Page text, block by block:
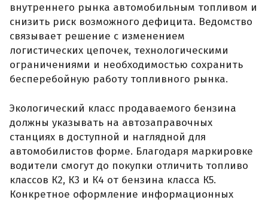
внутреннего рынка автомобильным топливом и
снизить риск возможного дефицита. Ведомство
связывает решение с изменением
логистических цепочек, технологическими
ограничениями и необходимостью сохранить
бесперебойную работу топливного рынка.
Экологический класс продаваемого бензина
должны указывать на автозаправочных
станциях в доступной и наглядной для
автомобилистов форме. Благодаря маркировке
водители смогут до покупки отличить топливо
классов К2, К3 и К4 от бензина класса К5.
Конкретное оформление информационных